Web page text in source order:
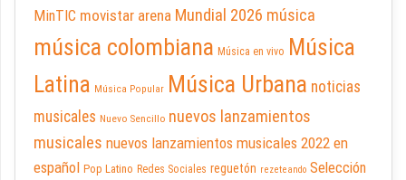
MinTIC movistar arena Mundial 2026 música
música colombiana Música en vivo Música
Latina Música Popular Música Urbana noticias
musicales Nuevo Sencillo nuevos lanzamientos
musicales nuevos lanzamientos musicales 2022 en
español Pop Latino Redes Sociales reguetón rezeteando Selección